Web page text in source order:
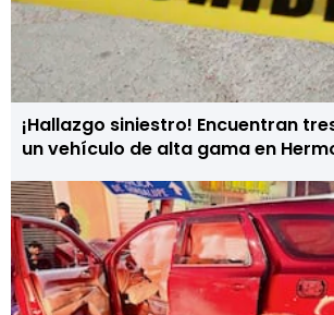
¡Hallazgo siniestro! Encuentran
un vehículo de alta gama en